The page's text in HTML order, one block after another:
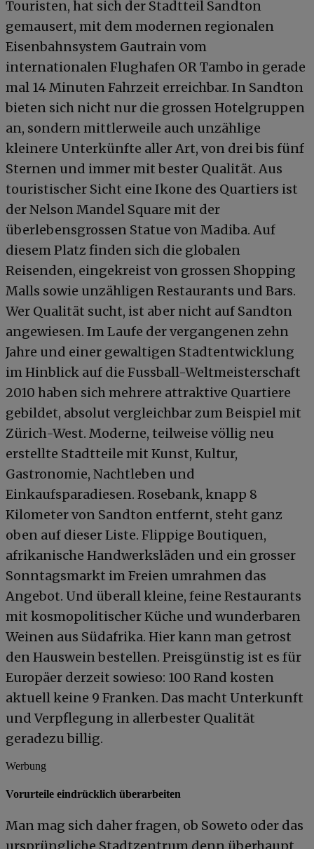
Touristen, hat sich der Stadtteil Sandton
gemausert, mit dem modernen regionalen
Eisenbahnsystem Gautrain vom
internationalen Flughafen OR Tambo in gerade
mal 14 Minuten Fahrzeit erreichbar. In Sandton
bieten sich nicht nur die grossen Hotelgruppen
an, sondern mittlerweile auch unzählige
kleinere Unterkünfte aller Art, von drei bis fünf
Sternen und immer mit bester Qualität. Aus
touristischer Sicht eine Ikone des Quartiers ist
der Nelson Mandel Square mit der
überlebensgrossen Statue von Madiba. Auf
diesem Platz finden sich die globalen
Reisenden, eingekreist von grossen Shopping
Malls sowie unzähligen Restaurants und Bars.
Wer Qualität sucht, ist aber nicht auf Sandton
angewiesen. Im Laufe der vergangenen zehn
Jahre und einer gewaltigen Stadtentwicklung
im Hinblick auf die Fussball-Weltmeisterschaft
2010 haben sich mehrere attraktive Quartiere
gebildet, absolut vergleichbar zum Beispiel mit
Zürich-West. Moderne, teilweise völlig neu
erstellte Stadtteile mit Kunst, Kultur,
Gastronomie, Nachtleben und
Einkaufsparadiesen. Rosebank, knapp 8
Kilometer von Sandton entfernt, steht ganz
oben auf dieser Liste. Flippige Boutiquen,
afrikanische Handwerksläden und ein grosser
Sonntagsmarkt im Freien umrahmen das
Angebot. Und überall kleine, feine Restaurants
mit kosmopolitischer Küche und wunderbaren
Weinen aus Südafrika. Hier kann man getrost
den Hauswein bestellen. Preisgünstig ist es für
Europäer derzeit sowieso: 100 Rand kosten
aktuell keine 9 Franken. Das macht Unterkunft
und Verpflegung in allerbester Qualität
geradezu billig.
Werbung
Vorurteile eindrücklich überarbeiten
Man mag sich daher fragen, ob Soweto oder das